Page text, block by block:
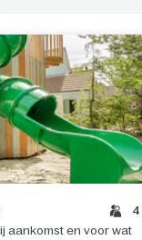
4
aankomst en voor wat